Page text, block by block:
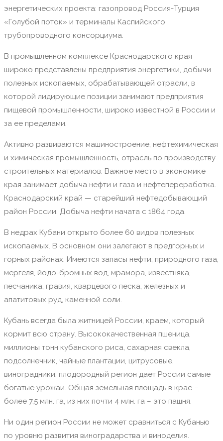
энергетических проекта: газопровод Россия-Турция
«Голубой поток» и терминалы Каспийского
трубопроводного консорциума.
В промышленном комплексе Краснодарского края
широко представлены предприятия энергетики, добычи
полезных ископаемых, обрабатывающей отрасли, в
которой лидирующие позиции занимают предприятия
пищевой промышленности, широко известной в России и
за ее пределами.
Активно развиваются машиностроение, нефтехимическая
и химическая промышленность, отрасль по производству
строительных материалов. Важное место в экономике
края занимает добыча нефти и газа и нефтепереработка.
Краснодарский край — старейший нефтедобывающий
район России. Добыча нефти начата с 1864 года.
В недрах Кубани открыто более 60 видов полезных
ископаемых. В основном они залегают в предгорных и
горных районах. Имеются запасы нефти, природного газа,
мергеля, йодо-бромных вод, мрамора, известняка,
песчаника, гравия, кварцевого песка, железных и
апатитовых руд, каменной соли.
Кубань всегда была житницей России, краем, который
кормит всю страну. Высококачественная пшеница,
миллионы тонн кубанского риса, сахарная свекла,
подсолнечник, чайные плантации, цитрусовые,
виноградники: плодородный регион дает России самые
богатые урожаи. Общая земельная площадь в крае –
более 7,5 млн. га, из них почти 4 млн. га – это пашня.
Ни один регион России не может сравниться с Кубанью
по уровню развития виноградарства и виноделия.